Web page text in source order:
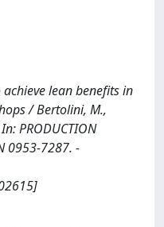
lean benefits in
/ Bertolini, M.,
PRODUCTION
0953-7287. -